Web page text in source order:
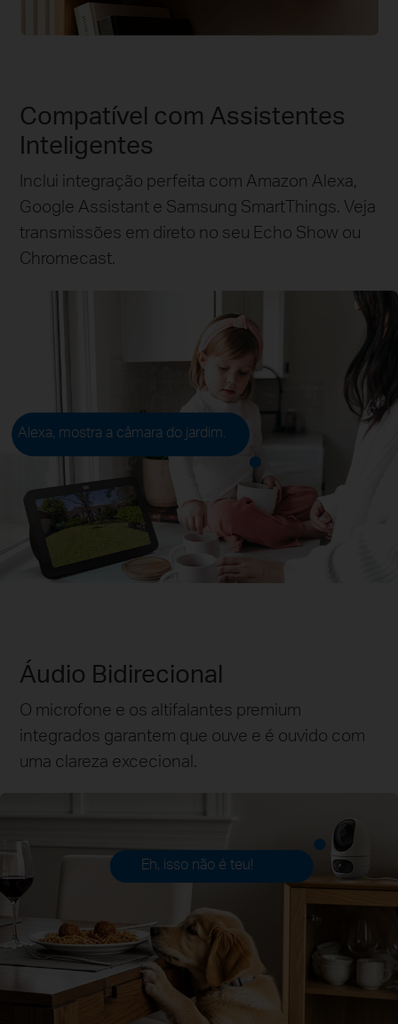
Compatível com Assistentes
Inteligentes
Inclui integração perfeita com Amazon Alexa,
Google Assistant e Samsung SmartThings. Veja
transmissões em direto no seu Echo Show ou
Chromecast.
Alexa, mostra a câmara do jardim.
Áudio Bidirecional
O microfone e os altifalantes premium
integrados garantem que ouve e é ouvido com
uma clareza excecional.
Eh, isso não é teu!